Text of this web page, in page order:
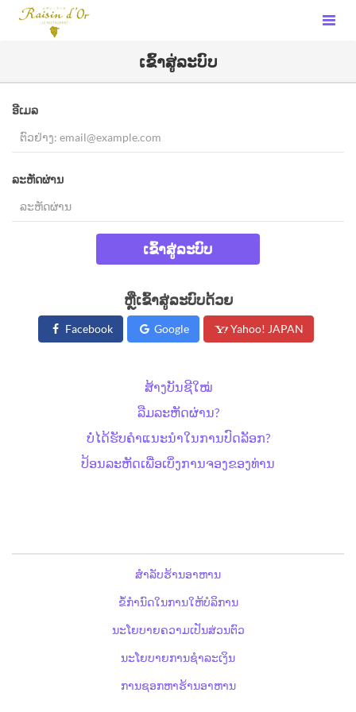
ເຂົ້າສູ່ລະບົບ
ອີເມລ
ລະຫັດຜ່ານ
ເຂົ້າສູ່ລະບົບ
ຫຼືເຂົ້າສູ່ລະບົບດ້ວຍ
Facebook Google Yahoo! JAPAN
ສ້າງບັນຊີໃໝ່
ລືມລະຫັດຜ່ານ?
ບໍ່ໄດ້ຮັບຄຳແນະນຳໃນການປົດລັອກ?
ປ້ອນລະຫັດເພື່ອເບິ່ງການຈອງຂອງທ່ານ
ສຳລັບຮ້ານອາຫານ
ຂໍ້ກຳນົດໃນການໃຫ້ບໍລິການ
ນະໂຍບາຍຄວາມເປັນສ່ວນຕົວ
ນະໂຍບາຍການຊຳລະເງິນ
ການຊອກຫາຮ້ານອາຫານ